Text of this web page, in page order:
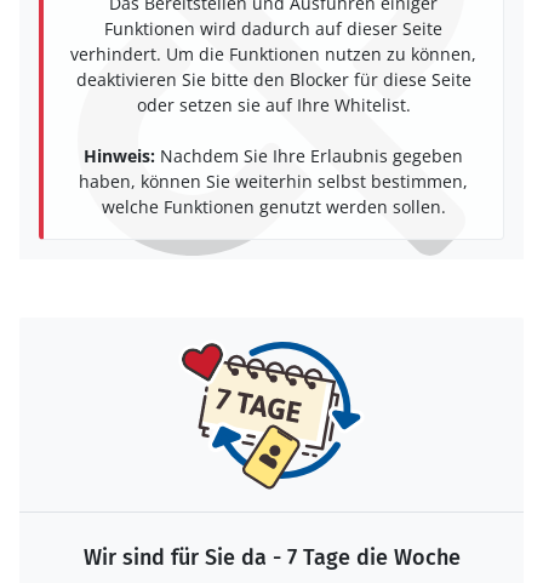
Funktionen wird dadurch auf dieser Seite
verhindert. Um die Funktionen nutzen zu können,
deaktivieren Sie bitte den Blocker für diese Seite
oder setzen sie auf Ihre Whitelist.
Hinweis: Nachdem Sie Ihre Erlaubnis gegeben
haben, können Sie weiterhin selbst bestimmen,
welche Funktionen genutzt werden sollen.
Wir sind für Sie da - 7 Tage die Woche